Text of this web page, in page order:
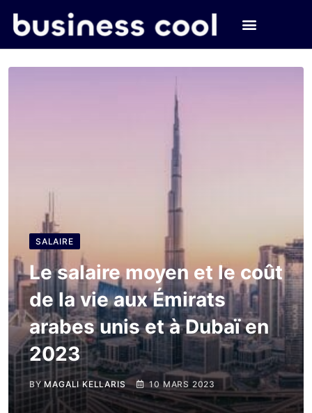
SALAIRE
Le salaire moyen et le coût
de la vie aux Émirats
arabes unis et à Dubaï en
2023
BYMAGALI KELLARIS 10 MARS 2023